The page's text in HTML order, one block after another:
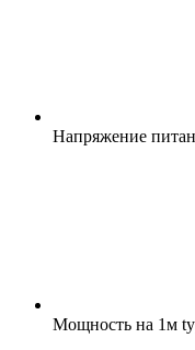
Напряжение
Мощность на 1м